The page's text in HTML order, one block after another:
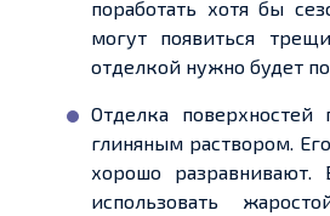
поработать хотя бы
могут появиться
отделкой нужно будет
Отделка поверхностей
глиняным раствором.
хорошо
использовать